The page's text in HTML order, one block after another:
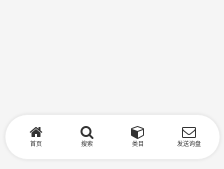
首页 搜索 类目 发送询盘